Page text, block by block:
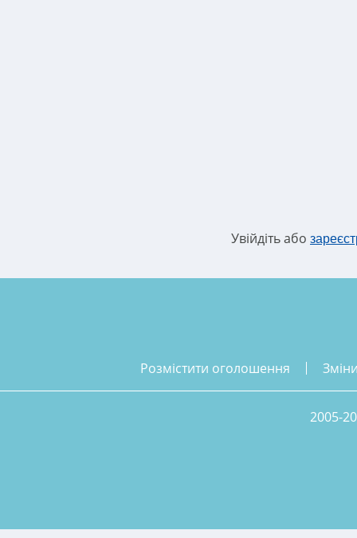
Увійдіть або
розмістити оголошення
2005-